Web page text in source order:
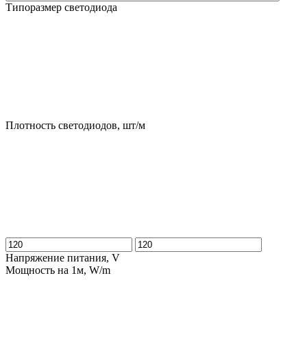
Типоразмер светодиода
Плотность светодиодов, шт/м
Напряжение питания, V
Мощность на 1м, W/m